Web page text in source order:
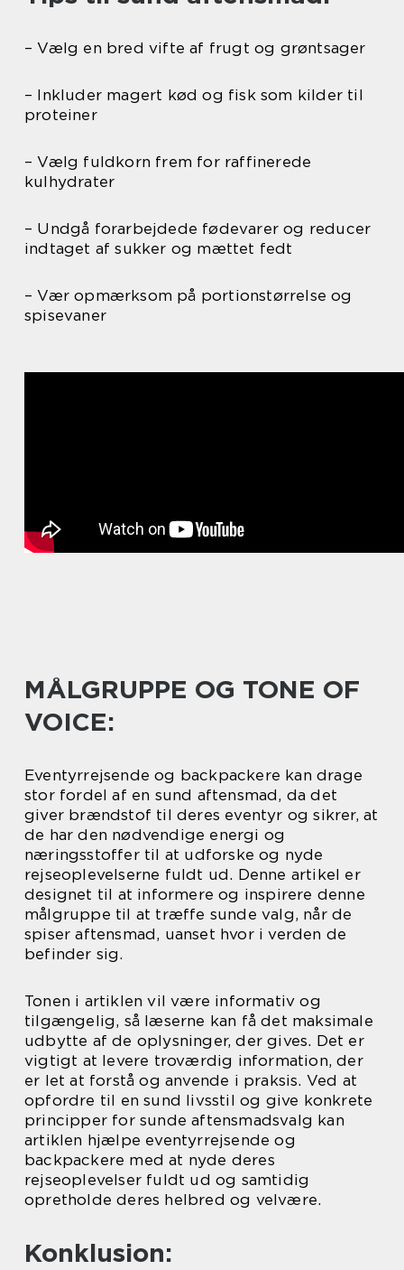
– Vælg en bred vifte af frugt og grøntsager
– Inkluder magert kød og fisk som kilder til
proteiner
– Vælg fuldkorn frem for raffinerede
kulhydrater
– Undgå forarbejdede fødevarer og reducer
indtaget af sukker og mættet fedt
– Vær opmærksom på portionstørrelse og
spisevaner
MÅLGRUPPE OG TONE OF
VOICE:
Eventyrrejsende og backpackere kan drage
stor fordel af en sund aftensmad, da det
giver brændstof til deres eventyr og sikrer, at
de har den nødvendige energi og
næringsstoffer til at udforske og nyde
rejseoplevelserne fuldt ud. Denne artikel er
designet til at informere og inspirere denne
målgruppe til at træffe sunde valg, når de
spiser aftensmad, uanset hvor i verden de
befinder sig.
Tonen i artiklen vil være informativ og
tilgængelig, så læserne kan få det maksimale
udbytte af de oplysninger, der gives. Det er
vigtigt at levere troværdig information, der
er let at forstå og anvende i praksis. Ved at
opfordre til en sund livsstil og give konkrete
principper for sunde aftensmadsvalg kan
artiklen hjælpe eventyrrejsende og
backpackere med at nyde deres
rejseoplevelser fuldt ud og samtidig
opretholde deres helbred og velvære.
Konklusion: